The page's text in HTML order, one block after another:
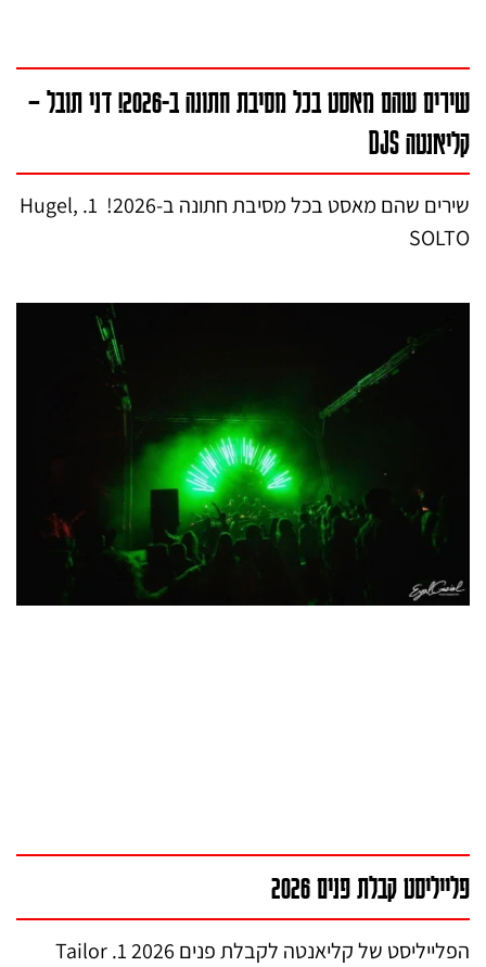
שירים שהם מאסט בכל מסיבת חתונה ב-2026! דני תובל –
קליאנטה DJS
שירים שהם מאסט בכל מסיבת חתונה ב-2026! 1. Hugel,
SOLTO
פלייליסט קבלת פנים 2026
הפלייליסט של קליאנטה לקבלת פנים 2026 1. Tailor